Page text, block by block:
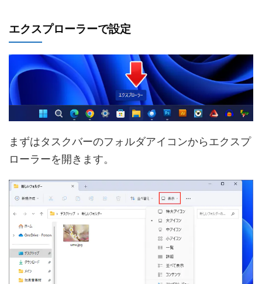
エクスプローラーで設定
まずはタスクバーのフォルダアイコンからエクスプ
ローラーを開きます。